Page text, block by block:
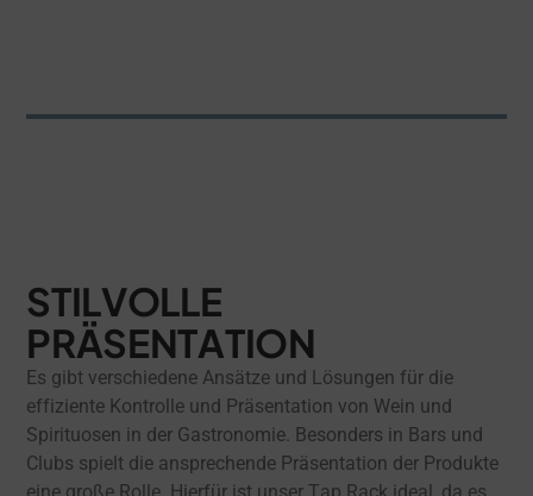
STILVOLLE
PRÄSENTATION
Es gibt verschiedene Ansätze und Lösungen für die
effiziente Kontrolle und Präsentation von Wein und
Spirituosen in der Gastronomie. Besonders in Bars und
Clubs spielt die ansprechende Präsentation der Produkte
eine große Rolle. Hierfür ist unser Tap Rack ideal, da es